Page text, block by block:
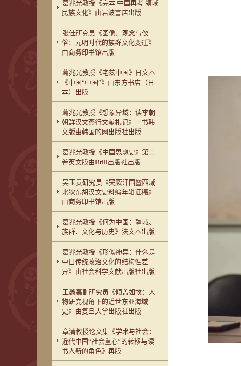
葛兆光教授《完本 中国再考 領域
民族文化》由岩波書店出版
张佳研究员《图像、观念与仪
俗：元明时代的族群文化变迁》
由商务印书馆出版
葛兆光教授《宅兹中国》日文本
《中国“中国”》由东方书店（日
本）出版
葛兆光教授《想象异域：读李朝
朝鲜汉文燕行文献札记》一书韩
文版由韩国的网出版社出版
葛兆光教授《中国思想史》第二
卷英文版由Brill出版社出版
吴玉贵研究员《突厥汗国暨西域
北狄东胡汉文史料编年辑证稿》
由商务印书馆出版
葛兆光教授《何为中国：疆域、
族群、文化与历史》法文本出版
葛兆光教授《形似神异：什么是
中日传统政治文化的结构性差
异》由社会科学文献出版社出版
王鑫磊副研究员《倾盖如故：人
物研究视角下的近世东亚海域
史》由复旦大学出版社出版
章清教授论文集《学术与社会：
近代中国“社会重心”的转移与读
书人新的角色》再版